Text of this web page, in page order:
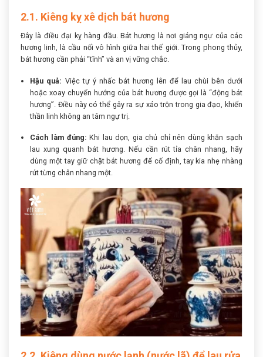
2.1. Kiêng kỵ xê dịch bát hương
Đây là điều đại kỵ hàng đầu. Bát hương là nơi giáng ngự của các
hương linh, là cầu nối vô hình giữa hai thế giới. Trong phong thủy,
bát hương cần phải “tĩnh” và an vị vững chắc.
Hậu quả: Việc tự ý nhấc bát hương lên để lau chùi bên dưới
hoặc xoay chuyển hướng của bát hương được gọi là “động bát
hương”. Điều này có thể gây ra sự xáo trộn trong gia đạo, khiến
thần linh không an tâm ngự trị.
Cách làm đúng: Khi lau dọn, gia chủ chỉ nên dùng khăn sạch
lau xung quanh bát hương. Nếu cần rút tỉa chân nhang, hãy
dùng một tay giữ chặt bát hương để cố định, tay kia nhẹ nhàng
rút từng chân nhang một.